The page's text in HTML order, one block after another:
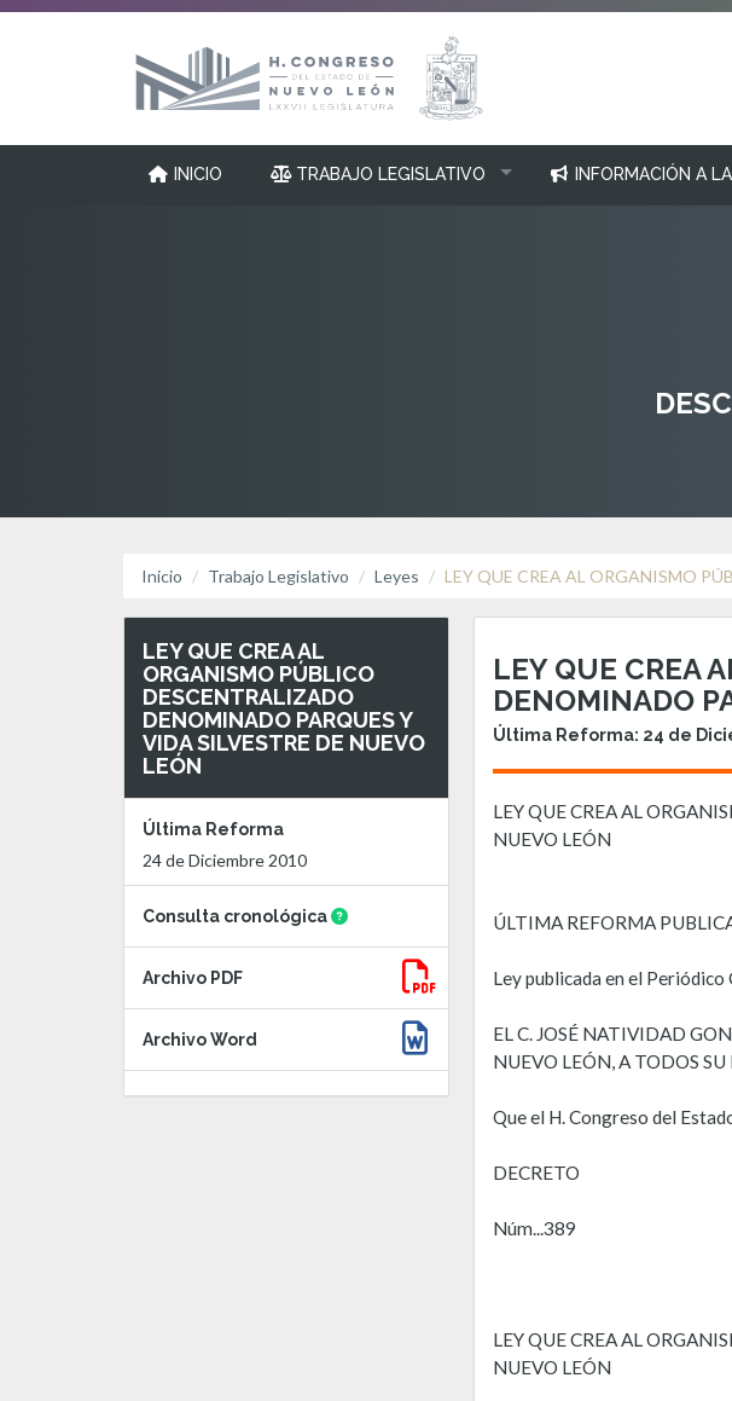
INICIO TRABAJO LEGISLATIVO INFORMACIÓN A
Inicio Trabajo Legislativo Leyes LEY QUE CREA AL ORGANISMO
LEY QUE CREA AL
ORGANISMO PÚBLICO
DESCENTRALIZADO
DENOMINADO PARQUES Y
VIDA SILVESTRE DE NUEVO
LEÓN
Última Reforma
24 de Diciembre 2010
Consulta cronológica
Archivo PDF
Archivo Word
LEY QUE CREA
DENOMINADO
Última Reforma: 24 de
LEY QUE CREA AL
NUEVO LEÓN
ÚLTIMA REFORMA
Ley publicada en el Periódico
EL C. JOSÉ NATIVIDAD
NUEVO LEÓN, A TODOS
Que el H. Congreso del
DECRETO
Núm...389
LEY QUE CREA AL
NUEVO LEÓN